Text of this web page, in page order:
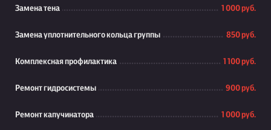
Замена тена 1 000 руб.
Замена уплотнительного кольца группы 850 руб.
Комплексная профилактика 1 100 руб.
Ремонт гидросистемы 900 руб.
Ремонт капучинатора 1 000 руб.